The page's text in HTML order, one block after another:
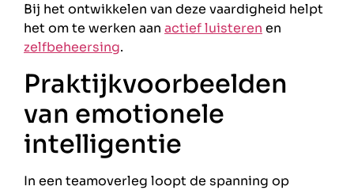
Bij het ontwikkelen van deze vaardigheid helpt
het om te werken aan actief luisteren en
zelfbeheersing.
Praktijkvoorbeelden
van emotionele
intelligentie
In een teamoverleg loopt de spanning op